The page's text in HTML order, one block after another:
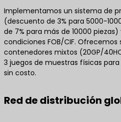
Implementamos un sistema de
(descuento de 3% para 5000-
de 7% para más de 10000
condiciones FOB/CIF. Ofrecemos
contenedores mixtos (20GP/
3 juegos de muestras físicas
sin costo.
Red de distribución